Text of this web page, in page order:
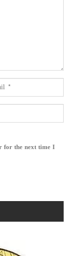
for the next time I